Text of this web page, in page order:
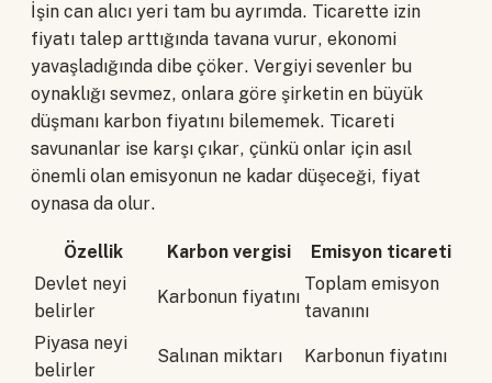
İşin can alıcı yeri tam bu ayrımda. Ticarette izin
fiyatı talep arttığında tavana vurur, ekonomi
yavaşladığında dibe çöker. Vergiyi sevenler bu
oynaklığı sevmez, onlara göre şirketin en büyük
düşmanı karbon fiyatını bilememek. Ticareti
savunanlar ise karşı çıkar, çünkü onlar için asıl
önemli olan emisyonun ne kadar düşeceği, fiyat
oynasa da olur.
Özellik Karbon vergisi
Emisyon ticareti
Devlet neyi
belirler
Karbonun fiyatını
Toplam emisyon
tavanını
Piyasa neyi
belirler
Salınan miktarı Karbonun fiyatını